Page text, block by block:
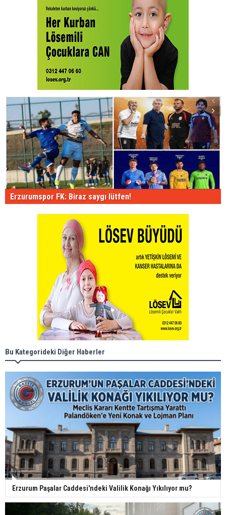
Erzurumspor FK: Biraz saygı lütfen!
Bu Kategorideki Diğer Haberler
Erzurum Paşalar Caddesi'ndeki Valilik Konağı Yıkılıyor mu?